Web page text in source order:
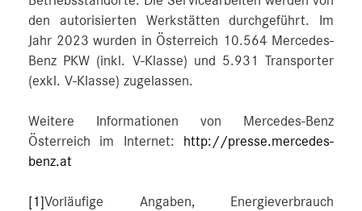
den autorisierten Werkstätten durchgeführt. Im
Jahr 2023 wurden in Österreich 10.564 Mercedes-
Benz PKW (inkl. V-Klasse) und 5.931 Transporter
(exkl. V-Klasse) zugelassen.
Weitere Informationen von Mercedes-Benz
Österreich im Internet:
http://presse.mercedes-
benz.at
[1]Vorläufige Angaben, Energieverbrauch